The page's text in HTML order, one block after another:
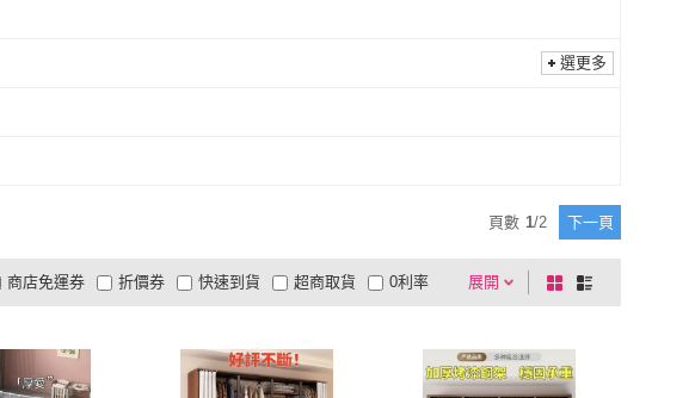
選更多
頁數 1/2 下一頁
展開
折價券
有影片
商品有量 電視購物
快速到貨 超商取貨
大家電快配
商店免運券 0利率
3 及以上 及以上 1 及以上
棋
盤
列